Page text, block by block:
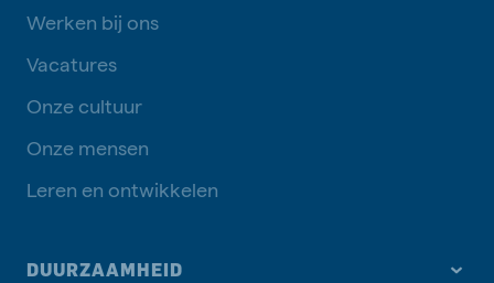
Werken bij ons
Vacatures
Onze cultuur
Onze mensen
Leren en ontwikkelen
DUURZAAMHEID